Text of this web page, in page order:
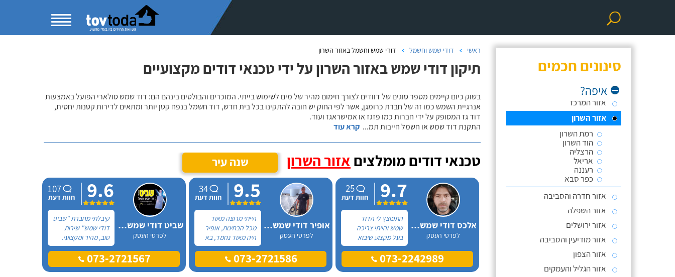
סינונים חכמים
איפה?
אזור המרכז
אזור השרון
רמת השרון
הוד השרון
הרצליה
אריאל
רעננה
כפר סבא
אזור חדרה והסביבה
אזור השפלה
אזור ירושלים
אזור מודיעין והסביבה
אזור הצפון
אזור הגליל והעמקים
ראשי דודי שמש וחשמל דודי שמש וחשמל באזור השרון
תיקון דודי שמש באזור השרון על ידי טכנאי דודים מקצועיים
בשוק כיום קיימים מספר סוגים של דוודים לצורך חימום מהיר של מים לשימוש בייתי. המוכרים והבולטים בינהם הם: דוד שמש סולארי הפועל באמצעות
אנרגיית השמש כמו זה של חברת כרומגן, אשר לפי החוק יש חובה להתקינו בכל בית חדש, דוד חשמל בנפח קטן יותר ומתאים לדירות קטנות יחסית,
דוד גז המסופק על ידי חברות כמו פזגז או אמישראגז ועוד.
התקנת דוד שמש או חשמל חייבות תמ... קרא עוד
טכנאי דודים מומלצים אזור השרון שנה עיר
אלכס דודי שמש וחשמל
לפרטי העסק
9.7
25
חוות דעת
התפוצץ לי הדוד
שמש והייתי צריכה
בעל מקצוע שיבוא
לתקן, כתבתי בגוגל
טכנאי דודים ואז
הגעתי לקבוצה של073-2242989
אופיר דודי שמש וחשמל
לפרטי העסק
9.5
34
חוות דעת
הייתי מרוצה מאוד
מכל הבחינות, אופיר
היה מאוד נחמד, בא
לפני לראות את
המיקום של ההתקנה,
המחיר היה הוגן מאוד.073-2721586
שביט דודי שמש וחשמל בע"מ
לפרטי העסק
9.6
107
חוות דעת
קיבלתי מחברת "שביט
דודי שמש" שירות
טוב, מהיר ומקצועי.
הזמנתי אותם לא
מזמן, כשהתפוצץ לי
הדוד שמש של
073-2721567